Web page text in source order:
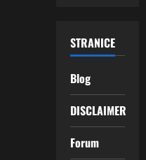
STRANICE
Blog
DISCLAIMER
Forum